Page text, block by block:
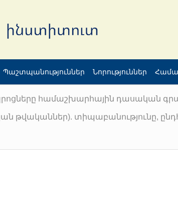
Պաշտպանություններ Նորություններ
համաշխարհային դասական
թվականներ). տիպաբանությունը,